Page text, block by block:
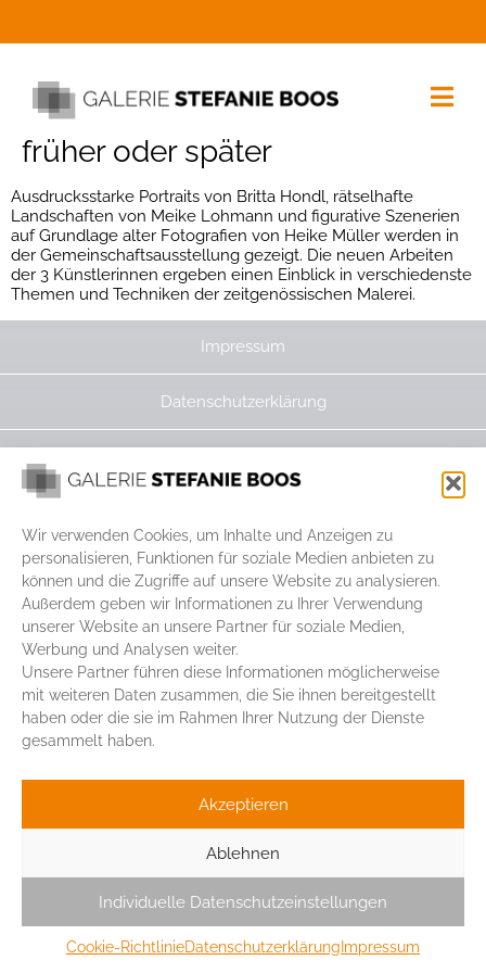
Wir verwenden Cookies, um Inhalte und Anzeigen zu
personalisieren, Funktionen für soziale Medien anbieten zu
können und die Zugriffe auf unsere Website zu analysieren.
Außerdem geben wir Informationen zu Ihrer Verwendung
unserer Website an unsere Partner für soziale Medien,
Werbung und Analysen weiter.
Unsere Partner führen diese Informationen möglicherweise
mit weiteren Daten zusammen, die Sie ihnen bereitgestellt
haben oder die sie im Rahmen Ihrer Nutzung der Dienste
gesammelt haben.
Akzeptieren
Ablehnen
Individuelle Datenschutzeinstellungen
Cookie-RichtlinieDatenschutzerklärung Impressum
früher oder später
Ausdrucksstarke Portraits von Britta Hondl, rätselhafte
Landschaften von Meike Lohmann und figurative Szenerien
auf Grundlage alter Fotografien von Heike Müller werden in
der Gemeinschaftsausstellung gezeigt. Die neuen Arbeiten
der 3 Künstlerinnen ergeben einen Einblick in verschiedenste
Themen und Techniken der zeitgenössischen Malerei.
Impressum
Datenschutzerklärung
Lutherstrasse 37
69120 Heidelberg
+49 6221 455820
info@galeriestefanieboos.de